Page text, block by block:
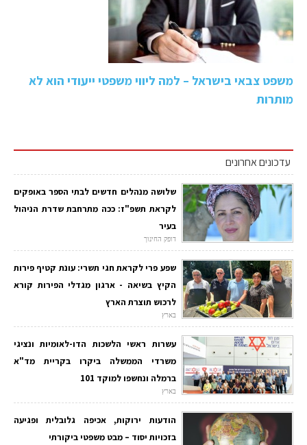
משפט צבאי בישראל – למה ליווי משפטי ייעודי הוא לא
מותרות
עדכונים אחרונים
שלושה מנהלים חדשים לבתי הספר באופקים
לקראת תשפ"ז: ככה מתרחבת שדרת הניהול
בעיר
דופק החינוך
שפע פרי לקראת חגי תשרי: עונת קטיף פירות
הקיץ בשיאה - ארגון מגדלי הפירות קורא
לרכוש תוצרת הארץ
בארץ
עשרות ראשי הלשכות הדו-לאומיות ונציגי
משרדי הממשלה ביקרו בקריית מד"א
ברמלה ונחשפו למוקד 101
בארץ
הודעות ירוקות, אכיפה גלובלית ופגיעה
בזכויות יסוד – מבט משפטי ביקורתי